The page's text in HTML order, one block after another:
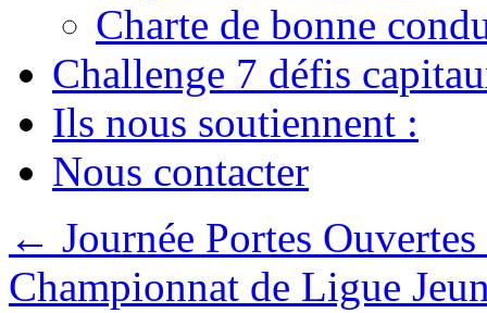
Charte de bonne
Challenge 7 défis
Ils nous soutiennent :
Nous contacter
← Journée Portes
Championnat de Ligue